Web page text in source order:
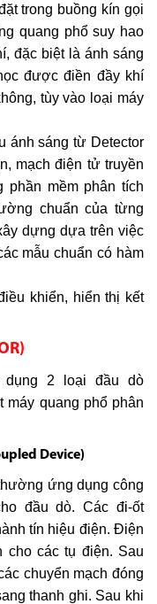
trong buồng kín gọi
quang phổ suy hao
đặc biệt là ánh sáng
được điền đầy khí
tùy vào loại máy
ánh sáng từ Detector
mạch điện tử truyền
phần mềm phân tích
chuẩn của từng
dựng dựa trên việc
mẫu chuẩn có hàm
khiển, hiển thị kết
2 loại đầu dò
máy quang phổ phân
Device)
ứng dụng công
đầu dò. Các đi-ốt
tín hiệu điện. Điện
các tụ điện. Sau
chuyển mạch đóng
thanh ghi. Sau khi